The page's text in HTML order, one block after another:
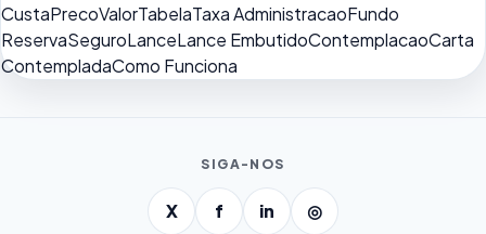
CustaPrecoValorTabelaTaxa AdministracaoFundo
ReservaSeguroLanceLance EmbutidoContemplacaoCarta
ContempladaComo Funciona
SIGA-NOS
X f in ◎